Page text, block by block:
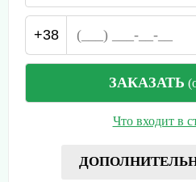
+38
ЗАКАЗАТЬ
Что входит в